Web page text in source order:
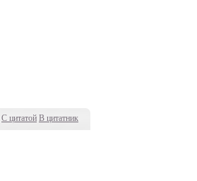
С цитатой В цитатник